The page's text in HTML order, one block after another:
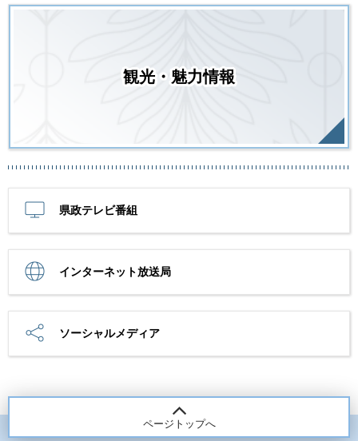
観光・魅力情報
県政テレビ番組
インターネット放送局
ソーシャルメディア
ページトップへ